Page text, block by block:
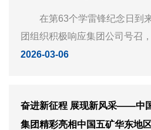
在第63个学雷锋纪念日到来
团组织积极响应集团公司号召
入社区、扎根一线、服务群众
2026-03-06
奋进新征程 展现新风采——中国尊龙凯时
集团精彩亮相中国五矿华东地